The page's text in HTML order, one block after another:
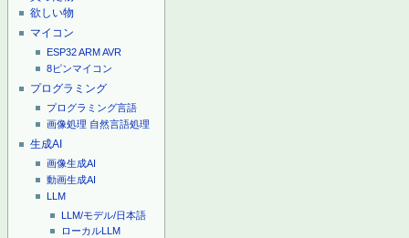
欲しい物
マイコン
ESP32ARMAVR
8ピンマイコン
プログラミング
プログラミング言語
画像処理 自然言語処理
生成AI
画像生成AI
動画生成AI
LLM
LLM/モデル/日本語
ローカルLLM